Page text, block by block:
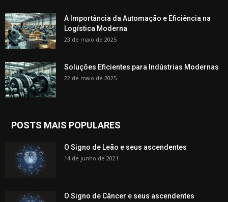
A Importância da Automação e Eficiência na
Logística Moderna
23 de maio de 2025
Soluções Eficientes para Indústrias Modernas
22 de maio de 2025
POSTS MAIS POPULARES
O Signo de Leão e seus ascendentes
14 de junho de 2021
O Signo de Câncer e seus ascendentes